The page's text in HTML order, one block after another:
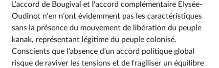
L’accord de Bougival et l'accord complémentaire Elysée-
Oudinot n'en n'ont évidemment pas les caractéristiques
sans la présence du mouvement de libération du peuple
kanak, représentant légitime du peuple colonisé.
Conscients que l’absence d’un accord politique global
risque de raviver les tensions et de fragiliser un équilibre